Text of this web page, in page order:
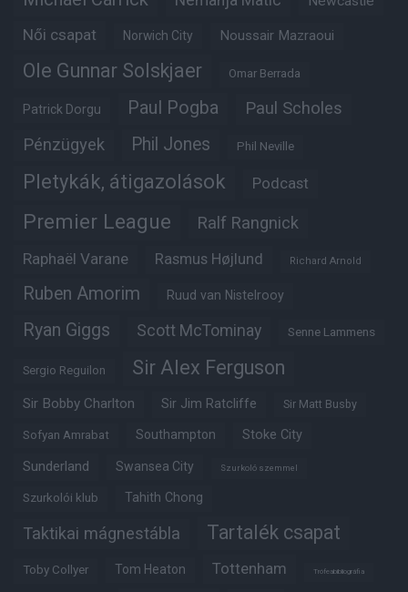
Női csapat Norwich City Noussair Mazraoui
Ole Gunnar Solskjaer Omar Berrada
Patrick Dorgu Paul Pogba Paul Scholes
Pénzügyek Phil Jones Phil Neville
Pletykák, átigazolások Podcast
Premier League Ralf Rangnick
Raphaël Varane Rasmus Højlund Richard Arnold
Ruben Amorim Ruud van Nistelrooy
Ryan Giggs Scott McTominay Senne Lammens
Sergio Reguilon Sir Alex Ferguson
Sir Bobby Charlton Sir Jim Ratcliffe Sir Matt Busby
Sofyan Amrabat Southampton Stoke City
Sunderland Swansea City Szurkoló szemmel
Szurkolói klub Tahith Chong
Taktikai mágnestábla Tartalék csapat
Toby Collyer Tom Heaton Tottenham Trófeabibliográfia